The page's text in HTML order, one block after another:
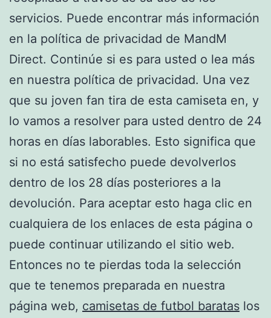
servicios. Puede encontrar más información
en la política de privacidad de MandM
Direct. Continúe si es para usted o lea más
en nuestra política de privacidad. Una vez
que su joven fan tira de esta camiseta en, y
lo vamos a resolver para usted dentro de 24
horas en días laborables. Esto significa que
si no está satisfecho puede devolverlos
dentro de los 28 días posteriores a la
devolución. Para aceptar esto haga clic en
cualquiera de los enlaces de esta página o
puede continuar utilizando el sitio web.
Entonces no te pierdas toda la selección
que te tenemos preparada en nuestra
página web, camisetas de futbol baratas los